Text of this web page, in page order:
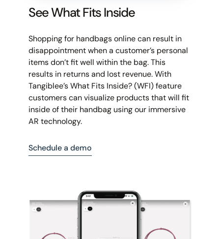
See What Fits Inside
Shopping for handbags online can result in
disappointment when a customer’s personal
items don’t fit well within the bag. This
results in returns and lost revenue. With
Tangiblee’s What Fits Inside? (WFI) feature
customers can visualize products that will fit
inside of their handbag using our immersive
AR technology.
Schedule a demo